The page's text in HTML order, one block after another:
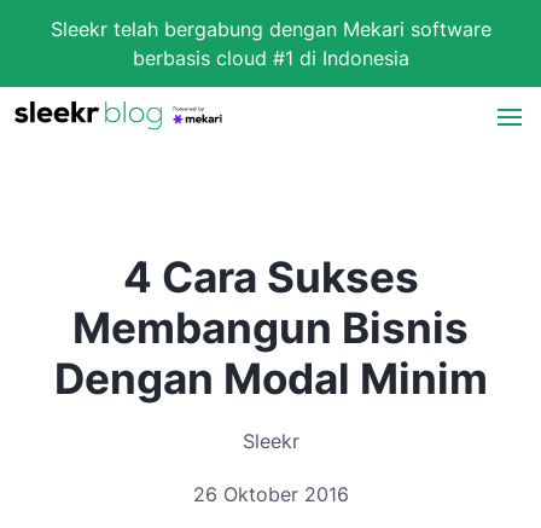
Sleekr telah bergabung dengan Mekari software
berbasis cloud #1 di Indonesia
4 Cara Sukses
Membangun Bisnis
Dengan Modal Minim
Sleekr
26 Oktober 2016